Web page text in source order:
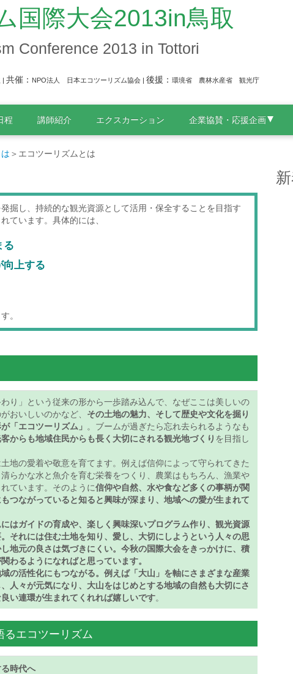
国際大会2013in鳥取
Conference 2013 in Tottori
| 共催： NPO法人 日本エコツーリズム協会 | 後援： 環境省 農林水産省 観光庁
程 講師紹介 エクスカーション 企業協賛・応援企画
＞エコツーリズムとは
掘し、持続的な観光資源として活用・保全することを目指す
ています。具体的には、
る
向上する
。
わり」という従来の形から一歩踏み込んで、なぜここは美しいの
おいしいのかなど、 その土地の魅力、そして歴史や文化を掘り
「エコツーリズム」 。ブームが過ぎたら忘れ去られるようなも
からも地域住民からも長く大切にされる観光地づくり を目指し
地の愛着や敬意を育てます。例えば信仰によって守られてきた
らかな水と魚介を育む栄養をつくり、農業はもちろん、漁業や
ています。そのように信仰や自然、水や食など多くの事柄が関
つながっていると知ると興味が深まり、地域への愛が生まれて
はガイドの育成や、楽しく興味深いプログラム作り、観光資源
それには住む土地を知り、愛し、大切にしようという人々の思
地元の良さは気づきにくい。今秋の国際大会をきっかけに、積
わるようになればと思っています。
の活性化にもつながる。例えば「大山」を軸にさまざまな産業
人々が元気になり、大山をはじめとする地域の自然も大切にさ
い連環が生まれてくれれば嬉しいです。
エコツーリズム
時代へ